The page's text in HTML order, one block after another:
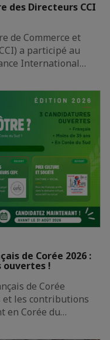
des Directeurs CCI
de Commerce et
a participé au
International…
de Corée 2026 :
ouvertes !
de Corée
et les contributions
en Corée du…